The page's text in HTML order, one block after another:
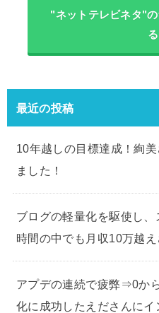
"ネットテレビネタ"
る
最近の投稿
10年越しの目標達成！絢
ました！
ブログの軽量化を駆使し
時間の中でも月収10万越え
アプデの連続で疲弊⇒0か
化に成功したえださんにイ